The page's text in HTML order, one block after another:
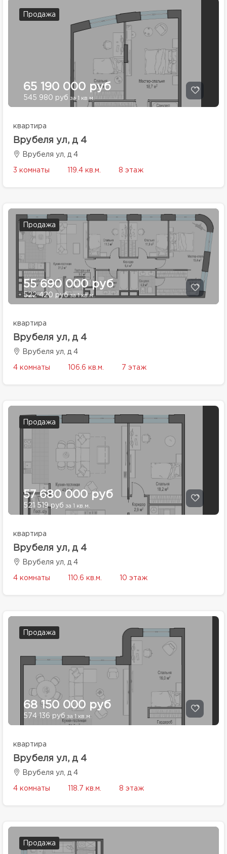
Продажа
65 190 000 руб
545 980 руб за 1 кв.м.
квартира
Врубеля ул, д 4
Врубеля ул, д 4
3 комнаты 119.4 кв.м. 8 этаж
Продажа
55 690 000 руб
522 420 рубза 1 кв.м.
квартира
Врубеля ул, д 4
Врубеля ул, д 4
4 комнаты 106.6 кв.м. 7 этаж
Продажа
57 680 000 руб
521 519 руб за 1 кв.м.
квартира
Врубеля ул, д 4
Врубеля ул, д 4
4 комнаты 110.6 кв.м. 10 этаж
Продажа
68 150 000 руб
574 136 руб за 1 кв.м.
квартира
Врубеля ул, д 4
Врубеля ул, д 4
4 комнаты 118.7 кв.м. 8 этаж
Продажа